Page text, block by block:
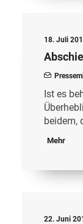
18. Juli
Ist es
beidem,
Mehr
22. Juni